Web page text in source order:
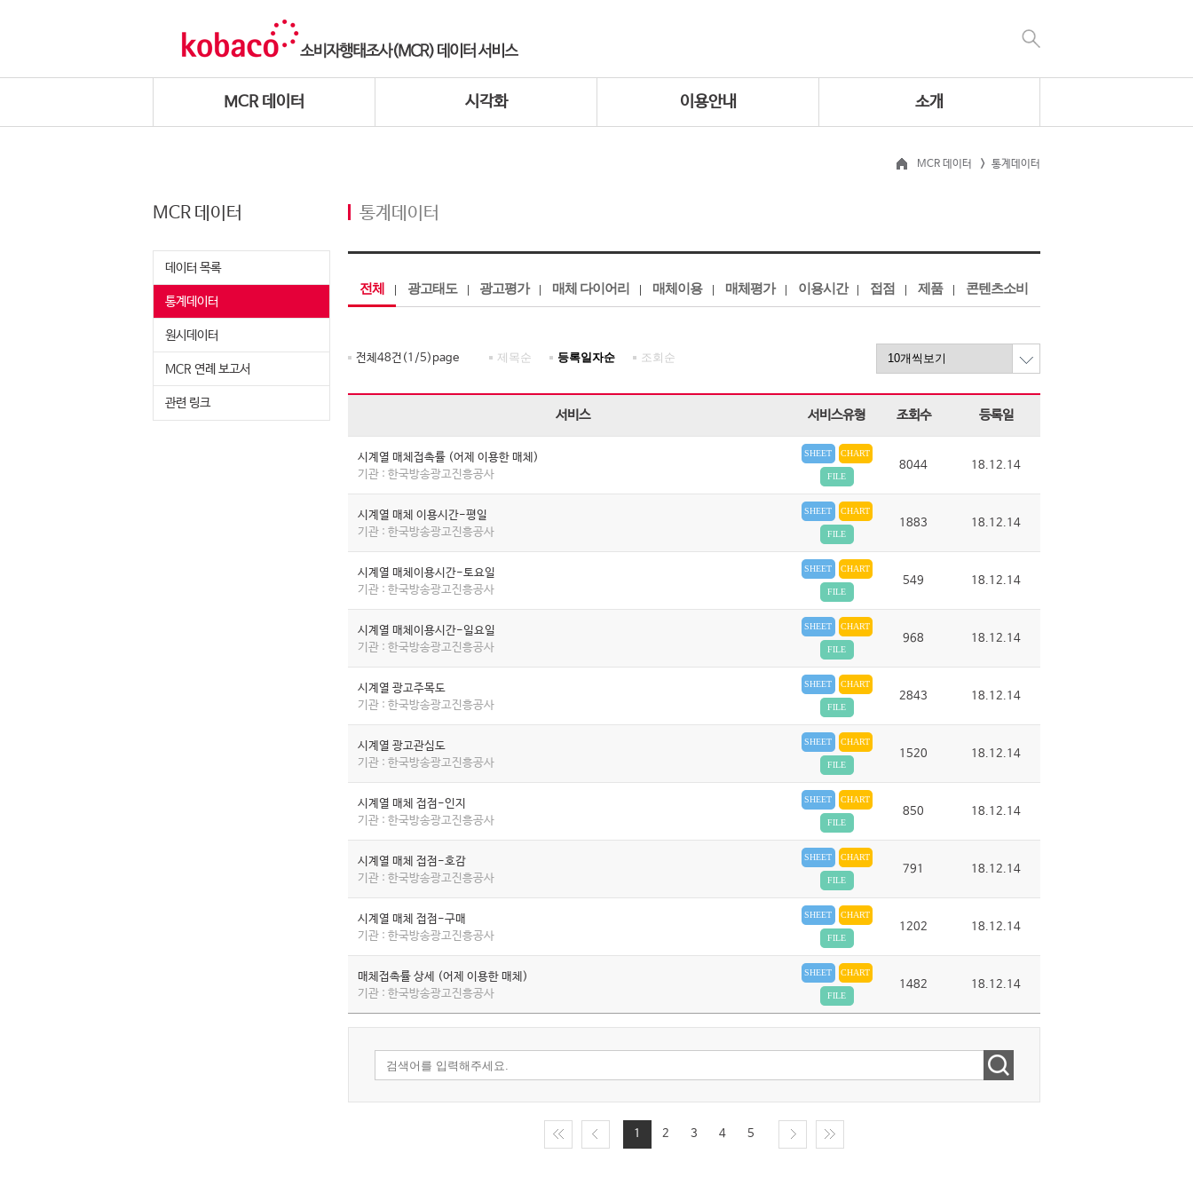
MCR 데이터 시각화 이용안내 소개
MCR 데이터 통계데이터
MCR 데이터
데이터 목록
통계데이터
원시데이터
MCR 연례 보고서
관련 링크
통계데이터
전체 광고태도 광고평가 매체 다이어리 매체이용 매체평가 이용시간 접점 제품 콘텐츠소비
전체 48건(1 /5)page 제목순 등록일자순 조회순
서비스 서비스유형 조회수 등록일
시계열 매체접촉률 (어제 이용한 매체)
기관 : 한국방송광고진흥공사
SHEET CHART
FILE
8044 18.12.14
시계열 매체 이용시간-평일
기관 : 한국방송광고진흥공사
SHEET CHART
FILE
1883 18.12.14
시계열 매체이용시간-토요일
기관 : 한국방송광고진흥공사
SHEET CHART
FILE
549 18.12.14
시계열 매체이용시간-일요일
기관 : 한국방송광고진흥공사
SHEET CHART
FILE
968 18.12.14
시계열 광고주목도
기관 : 한국방송광고진흥공사
SHEET CHART
FILE
2843 18.12.14
시계열 광고관심도
기관 : 한국방송광고진흥공사
SHEET CHART
FILE
1520 18.12.14
시계열 매체 접점-인지
기관 : 한국방송광고진흥공사
SHEET CHART
FILE
850 18.12.14
시계열 매체 접점-호감
기관 : 한국방송광고진흥공사
SHEET CHART
FILE
791 18.12.14
시계열 매체 접점-구매
기관 : 한국방송광고진흥공사
SHEET CHART
FILE
1202 18.12.14
매체접촉률 상세 (어제 이용한 매체)
기관 : 한국방송광고진흥공사
SHEET CHART
FILE
1482 18.12.14
1 2 3 4 5